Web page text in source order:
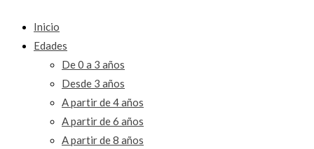
Inicio
Edades
De 0 a 3 años
Desde 3 años
A partir de 4 años
A partir de 6 años
A partir de 8 años